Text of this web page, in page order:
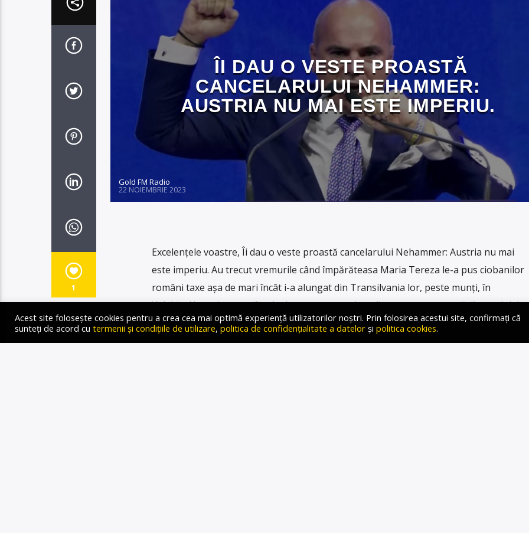
1
ÎI DAU O VESTE PROASTĂ
CANCELARULUI NEHAMMER:
AUSTRIA NU MAI ESTE IMPERIU.
Gold FM Radio
22 NOIEMBRIE 2023
Excelențele voastre, Îi dau o veste proastă cancelarului Nehammer: Austria nu mai
este imperiu. Au trecut vremurile când împărăteasa Maria Tereza le-a pus ciobanilor
români taxe așa de mari încât i-a alungat din Transilvania lor, peste munți, în
Valahia, Ungaria are miliarde de euro suspendate din cauza nerespectării statului de
drept, Polonia la fel.Nu și […]
Acest site folosește cookies pentru a crea cea mai optimă experiență utilizatorilor noștri. Prin folosirea acestui site, confirmați că
sunteți de acord cu termenii și condițiile de utilizare, politica de confidențialitate a datelor și politica cookies.